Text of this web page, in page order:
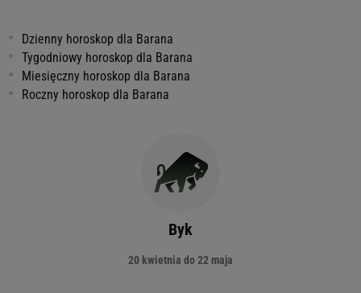
Dzienny horoskop dla Barana
Tygodniowy horoskop dla Barana
Miesięczny horoskop dla Barana
Roczny horoskop dla Barana
Byk
20 kwietnia do 22 maja